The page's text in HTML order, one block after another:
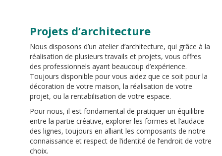
Projets d’architecture
Nous disposons d’un atelier d’architecture, qui grâce à la
réalisation de plusieurs travails et projets, vous offres
des professionnels ayant beaucoup d’expérience.
Toujours disponible pour vous aidez que ce soit pour la
décoration de votre maison, la réalisation de votre
projet, ou la rentabilisation de votre espace.
Pour nous, il est fondamental de pratiquer un équilibre
entre la partie créative, explorer les formes et l’audace
des lignes, toujours en alliant les composants de notre
connaissance et respect de l’identité de l’endroit de votre
choix.